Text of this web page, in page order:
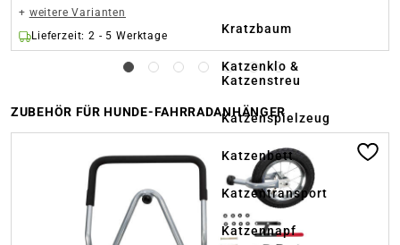
Kratzbaum
Katzenklo &
Katzenstreu
Katzenspielzeug
Katzenbett
Katzentransport
Katzennapf
+ weitere Varianten
Lieferzeit: 2 - 5 Werktage
ZUBEHÖR FÜR HUNDE-FAHRRADANHÄNGER